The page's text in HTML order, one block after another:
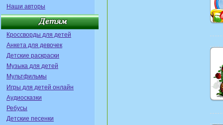
Наши авторы
Кроссворды для детей
Анкета для девочек
Детские раскраски
Музыка для детей
Мультфильмы
Игры для детей онлайн
Аудиосказки
Ребусы
Детские песенки